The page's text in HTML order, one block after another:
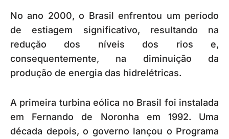
No ano 2000, o Brasil enfrentou um período
de estiagem significativo, resultando na
redução dos níveis dos rios e,
consequentemente, na diminuição da
produção de energia das hidrelétricas.
A primeira turbina eólica no Brasil foi instalada
em Fernando de Noronha em 1992. Uma
década depois, o governo lançou o Programa